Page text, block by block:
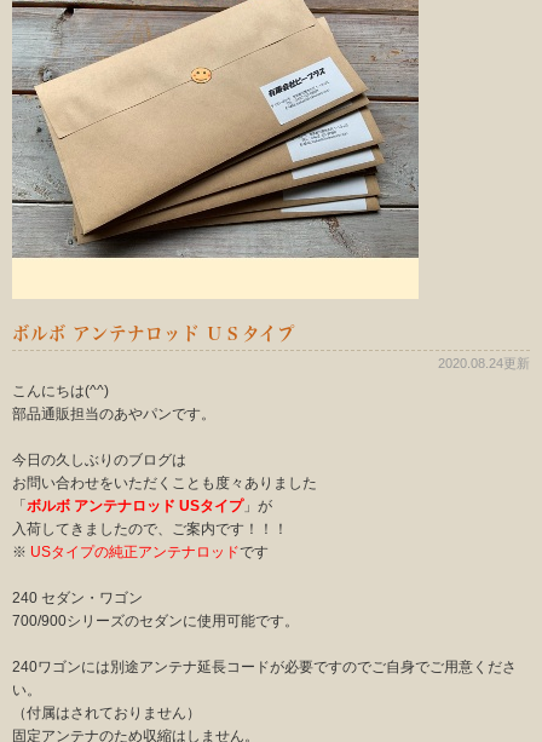
ボルボ アンテナロッド ＵＳタイプ
2020.08.24更新
こんにちは(^^)
部品通販担当のあやパンです。
今日の久しぶりのブログは
お問い合わせをいただくことも度々ありました
「 ボルボ アンテナロッド USタイプ」が
入荷してきましたので、ご案内です！！！
※ USタイプの純正アンテナロッドです
240 セダン・ワゴン
700/900シリーズのセダンに使用可能です。
240ワゴンには別途アンテナ延長コードが必要ですのでご自身でご用意くださ
い。
（付属はされておりません）
固定アンテナのため収縮はしません。